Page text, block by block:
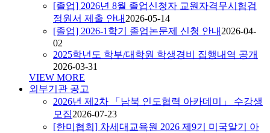
[졸업] 2026년 8월 졸업신청자 교원자격무시험검
정원서 제출 안내 2026-05-14
[졸업] 2026-1학기 졸업논문제 신청 안내 2026-04-
02
2025학년도 학부/대학원 학생경비 집행내역 공개
2026-03-31
VIEW MORE
외부기관 공고
2026년 제2차 「남북 인도협력 아카데미」 수강생
모집2026-07-23
[한미협회] 차세대교육원 2026 제9기 미국알기 아